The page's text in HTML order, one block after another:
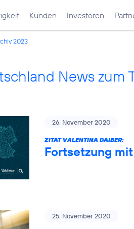
Kunden Investoren
2023
News zum
26. November 2020
ZITAT VALENTINA DAIBER:
Fortsetzung
25. November 2020